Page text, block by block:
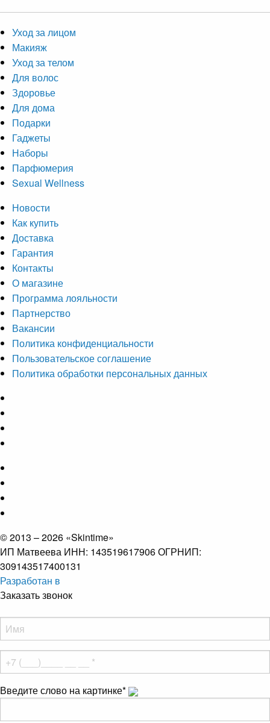
Уход за лицом
Макияж
Уход за телом
Для волос
Здоровье
Для дома
Подарки
Гаджеты
Наборы
Парфюмерия
Sexual Wellness
Новости
Как купить
Доставка
Гарантия
Контакты
О магазине
Программа лояльности
Партнерство
Вакансии
Политика конфиденциальности
Пользовательское соглашение
Политика обработки персональных данных
© 2013 – 2026 «Skintime»
ИП Матвеева ИНН: 143519617906 ОГРНИП:
309143517400131
Разработан в
Заказать звонок
Введите слово на картинке*